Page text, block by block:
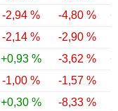
-2,94 % -4,80 %
-2,14 % -2,90 %
+0,93 % -3,62 %
-1,00 % -1,57 %
+0,30 % -8,33 %